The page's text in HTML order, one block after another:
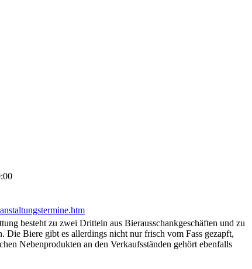
besteht zu zwei Dritteln aus Bierausschankgeschäften und zu
Die Biere gibt es allerdings nicht nur frisch vom Fass gezapft,
Nebenprodukten an den Verkaufsständen gehört ebenfalls